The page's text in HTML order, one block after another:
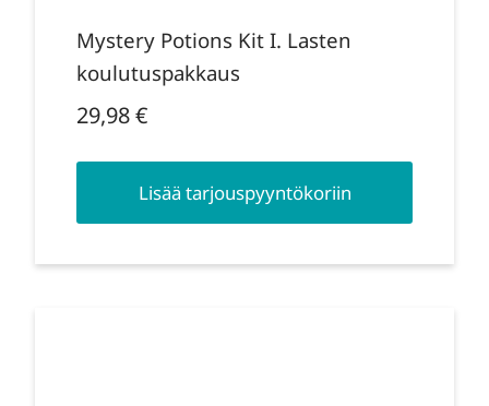
Mystery Potions Kit I. Lasten
koulutuspakkaus
29,98€
Lisää tarjouspyyntökoriin